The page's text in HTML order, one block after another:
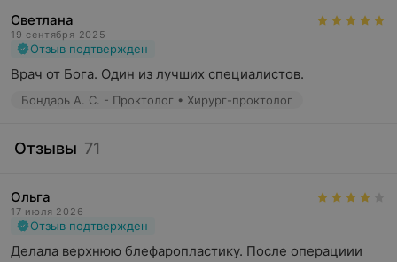
Светлана
19 сентября 2025
Отзыв подтвержден
Врач от Бога. Один из лучших специалистов.
Бондарь А. С. - Проктолог • Хирург-проктолог
Отзывы 71
Ольга
17 июля 2026
Отзыв подтвержден
Делала верхнюю блефаропластику. После операциии